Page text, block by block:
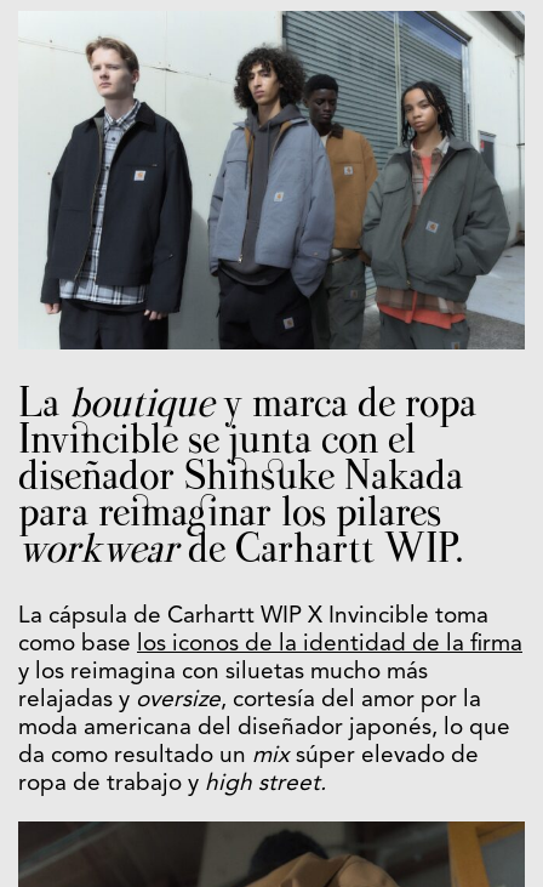
La boutiquey marca de ropa
Invincible se junta con el
diseñador Shinsuke Nakada
para reimaginar los pilares
workwearde Carhartt WIP.
La cápsula de Carhartt WIP X Invincible toma
como base los iconos de la identidad de la firma
y los reimagina con siluetas mucho más
relajadas y oversize, cortesía del amor por la
moda americana del diseñador japonés, lo que
da como resultado un mixsúper elevado de
ropa de trabajo y high street.